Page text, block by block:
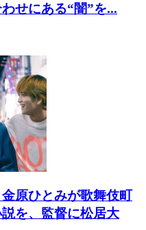
せにある“闇”を...
金原ひとみが歌舞伎町
を、監督に松居大